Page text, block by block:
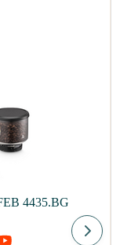
4435.BG